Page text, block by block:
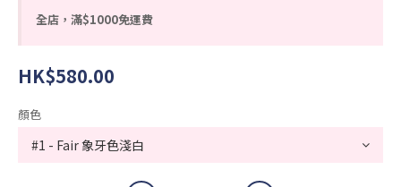
全店，滿$1000免運費
HK$580.00
顏色